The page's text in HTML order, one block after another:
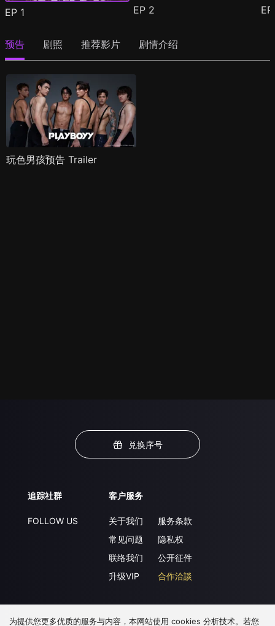
EP 1 EP 2
预告 剧照 推荐影片 剧情介绍
玩色男孩预告 Trailer
兑换序号
追踪社群
FOLLOW US
客户服务
关于我们
常见问题
联络我们
升级VIP
服务条款
隐私权
公开征件
合作洽談
下载 APP
为提供您更多优质的服务与内容，本网站使用 cookies 分析技术。若您